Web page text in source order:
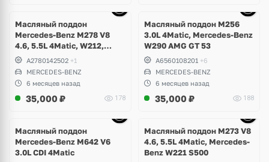
Масляный поддон
Mercedes-Benz M278 V8
4.6, 5.5L 4Matic, W212,
W207 E500, E63 AMG, W216
CL500, W218 CLS 500, 63,
W166 ML, GLS, GLE 63S,
W217, W221, W222 S63,
S500 Maybach
A2780142502 +1
MERCEDES-BENZ
6 месяцев назад
35,000 ₽ 178
Масляный поддон M256
3.0L 4Matic, Mercedes-Benz
W290 AMG GT 53
A6560108201 +6
MERCEDES-BENZ
6 месяцев назад
35,000 ₽ 188
Масляный поддон
Mercedes-Benz M642 V6
3.0L CDI 4Matic
Масляный поддон M273 V8
4.6, 5.5L 4Matic, Mercedes-
Benz W221 S500